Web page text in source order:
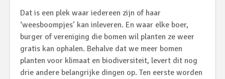
Dat is een plek waar iedereen zijn of haar
‘weesboompjes’ kan inleveren. En waar elke boer,
burger of vereniging die bomen wil planten ze weer
gratis kan ophalen. Behalve dat we meer bomen
planten voor klimaat en biodiversiteit, levert dit nog
drie andere belangrijke dingen op. Ten eerste worden